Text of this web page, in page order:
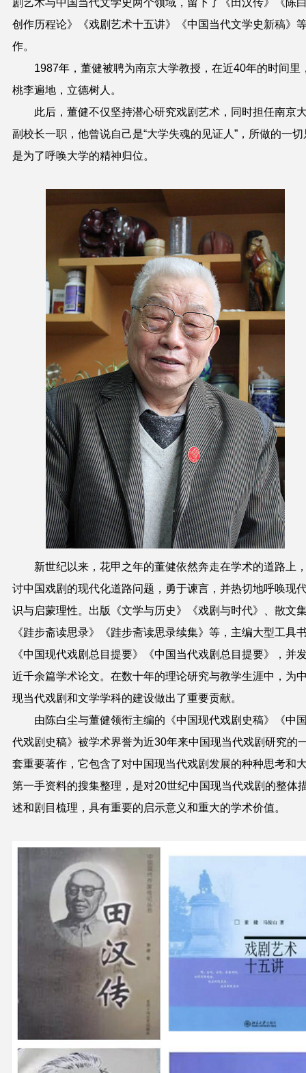
创作历程论》《戏剧艺术十五讲》《中国当代文学史新稿》
作。
1987年，董健被聘为南京大学教授，在近40年的时间里
桃李遍地，立德树人。
此后，董健不仅坚持潜心研究戏剧艺术，同时担任南京
副校长一职，他曾说自己是“大学失魂的见证人”，所做的一切
是为了呼唤大学的精神归位。
新世纪以来，花甲之年的董健依然奔走在学术的道路上
讨中国戏剧的现代化道路问题，勇于谏言，并热切地呼唤现
识与启蒙理性。出版《文学与历史》《戏剧与时代》、散文
《跬步斋读思录》《跬步斋读思录续集》等，主编大型工具
《中国现代戏剧总目提要》《中国当代戏剧总目提要》，并
近千余篇学术论文。在数十年的理论研究与教学生涯中，为
现当代戏剧和文学学科的建设做出了重要贡献。
由陈白尘与董健领衔主编的《中国现代戏剧史稿》《中
代戏剧史稿》被学术界誉为近30年来中国现当代戏剧研究的
套重要著作，它包含了对中国现当代戏剧发展的种种思考和
第一手资料的搜集整理，是对20世纪中国现当代戏剧的整体
述和剧目梳理，具有重要的启示意义和重大的学术价值。